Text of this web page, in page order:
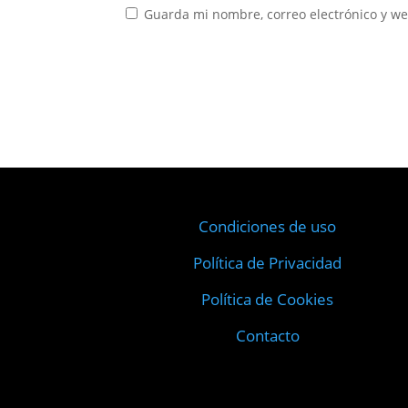
Guarda mi nombre, correo electrónico y
Condiciones de uso
Política de Privacidad
Política de Cookies
Contacto